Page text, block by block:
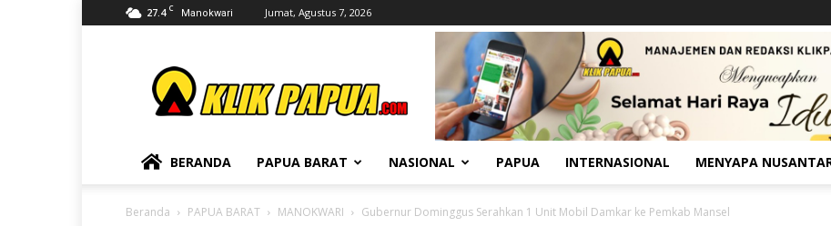
27.4 C Manokwari Jumat, Agustus 7, 2026
BERANDA PAPUA BARAT NASIONAL PAPUA INTERNASIONAL MENYAPA
Beranda PAPUA BARAT MANOKWARI Gubernur Dominggus Serahkan 1 Unit Mobil Damkar ke Pemkab Mansel